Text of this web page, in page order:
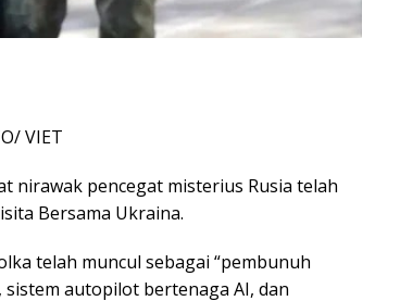
VIET
nirawak pencegat misterius Rusia telah
Bersama Ukraina.
telah muncul sebagai “pembunuh
sistem autopilot bertenaga AI, dan